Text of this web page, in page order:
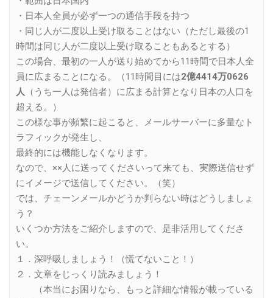
・日本人全員が必ず一つの通信手段を持つ
・同じ人が二度以上受け取ることはない（ただし最後の1
時間は同じ人が二度以上受け取ることもあるとする）
この場合、最初の一人が送り始めてから11時間で日本人全
員に広まることになる。（11時間目には2億4414万0626
人
（うち一人は発信者）に広まる計算となり日本の人口を
超える。）
この様な事が頻繁に起こると、メールサーバーに多量なト
ラフィックが発生し、
最終的には機能しなくなります。
なので、××人に送ってくださいって来ても、実際送信せず
にイメージで送信してください。（笑）
では、チェーンメールかどうか判らない時はどうしましょ
う？
いくつか方法をご紹介しますので、是非活用してくださ
い。
１．深呼吸しましょう！（慌てないこと！）
２．文章をじっくり読みましょう！
（本当にお困りなら、もっと詳細な情報が載っている